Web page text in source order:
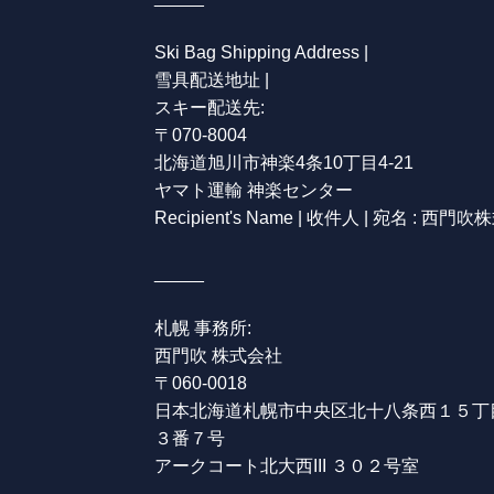
Ski Bag Shipping Address |
雪具配送地址 |
スキー配送先:
〒070-8004
北海道旭川市神楽4条10丁目4-21
ヤマト運輸 神楽センター
Recipient's Name | 收件人 | 宛名 : 西門吹
札幌 事務所:
西門吹 株式会社
〒060-0018
日本北海道札幌市中央区北十八条西 １５丁
３番７号
アークコート北大西III
３０２号室